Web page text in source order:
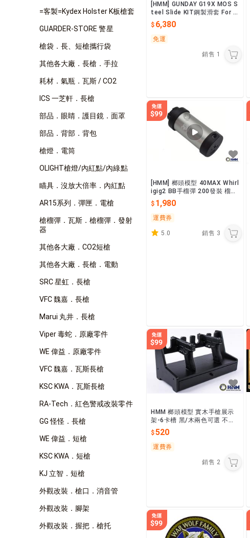
=客製=Kydex Holster K板槍套
GUARDER-STORE 警星
槍袋．長、短槍攜行袋
其他各大廠．長槍．手拉
耗材．氣瓶．瓦斯 / CO2
ICS 一芝軒．長槍
部品．眼睛．護目鏡．面罩
部品．背部．背包
槍燈．電筒
OLIGHT槍燈/內紅點/內綠點
瞄具．沒放大倍率．內紅點
AR15系列．彈匣．電槍
槍榴彈．瓦斯．槍榴彈．發射
器
其他各大廠．CO2短槍
其他各大廠．長槍．電動
SRC 星虹．長槍
VFC 魏嘉．長槍
Marui 丸井．長槍
Viper 毒蛇．原廠零件
WE 偉益．原廠零件
VFC 魏嘉．瓦斯長槍
KSC KWA．瓦斯長槍
RA-Tech．紅色警戒改裝零件
GG 怪怪．長槍
WE 偉益．短槍
KSC KWA．短槍
KJ 立智．短槍
外觀改裝．槍口．消音管
外觀改裝．腳架
外觀改裝．握把．槍托
[HMM] GUNDAY G19X MOS S
teel Slide KIT鋼製滑套 For V
FC G19X FDE 沙
6,380
免運
銷售 1
[HMM] 榔頭模型 40MAX Whirl
igig2 BB手榴彈 200發裝 榴彈
槍榴彈
1,980
運費券
5.0 銷售 3
HMM 榔頭模型 實木手槍展示
架-6卡槽 黑/木兩色可選 不含
槍 $520
520
運費券
銷售 2